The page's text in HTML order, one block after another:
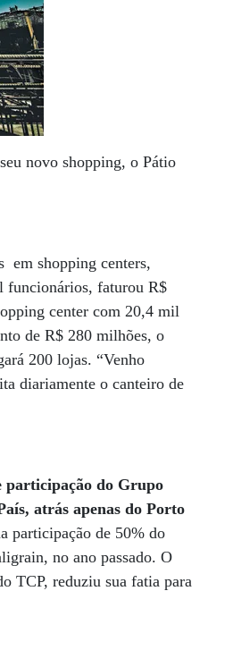
novo shopping, o Pátio
em shopping centers,
funcionários, faturou R$
center com 20,4 mil
de R$ 280 milhões, o
200 lojas. “Venho
diariamente o canteiro de
participação do Grupo
atrás apenas do Porto
participação de 50% do
no ano passado. O
TCP, reduziu sua fatia para